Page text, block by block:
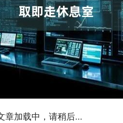
章加载中，请稍后...